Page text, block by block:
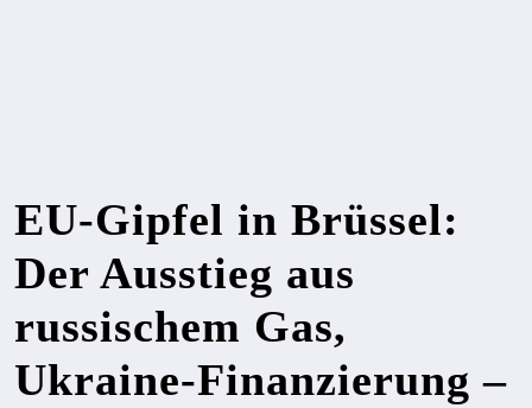
EU-Gipfel in Brüssel:
Der Ausstieg aus
russischem Gas,
Ukraine-Finanzierung –